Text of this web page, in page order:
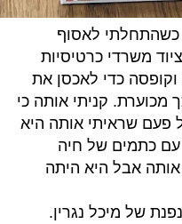
לאסוף
משרדי כרטיסיות
כדי לאכסן את
מכוערת. קניתי אותה כי
פעם שראיתי אותה היא
עם כתמים של חיה
אבל היא היתה
של מיכל נגרין.